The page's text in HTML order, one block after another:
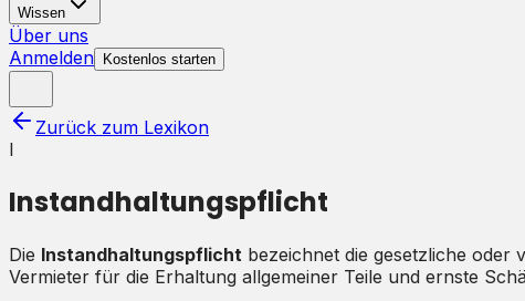
Wissen
Über uns
Anmelden
Kostenlos starten
Zurück zum Lexikon
I
Instandhaltungspflicht
Die Instandhaltungspflicht bezeichnet die gesetzliche oder
Vermieter für die Erhaltung allgemeiner Teile und ernste